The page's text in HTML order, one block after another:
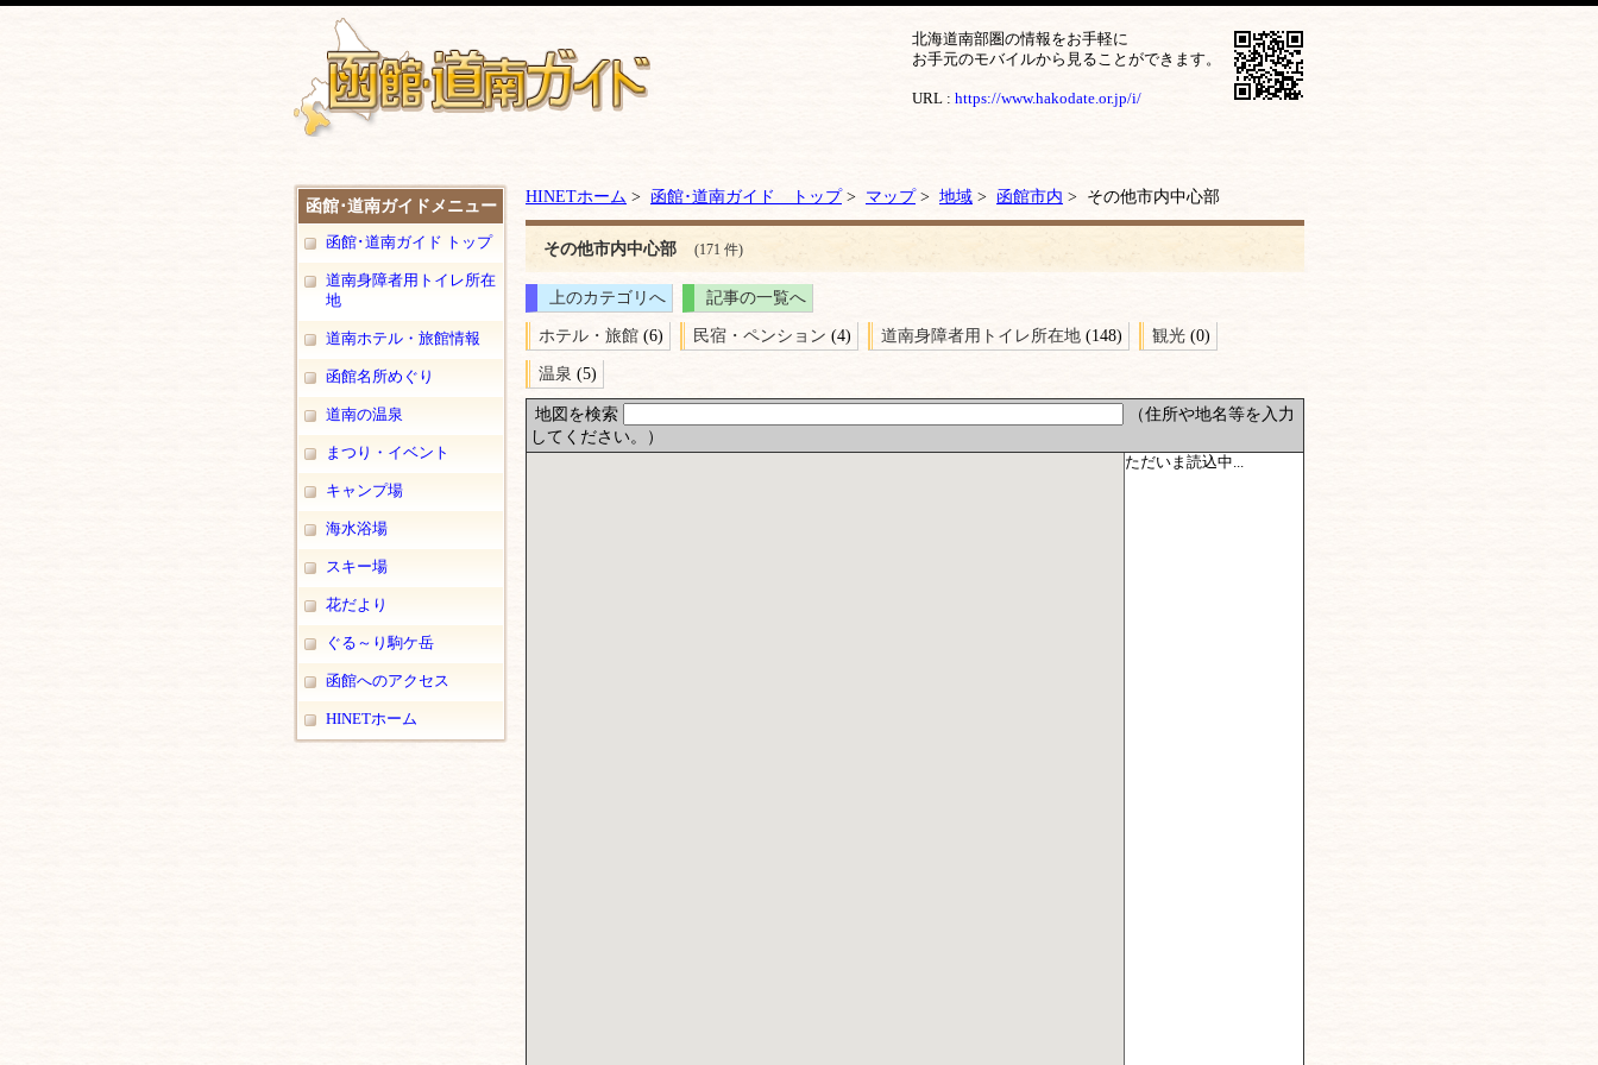
北海道南部圏の情報をお手軽に
お手元のモバイルから見ることができます。
URL : https://www.hakodate.or.jp/i/
函館･道南ガイドメニュー
函館･道南ガイド トップ
道南身障者用トイレ所在
地
道南ホテル・旅館情報
函館名所めぐり
道南の温泉
まつり・イベント
キャンプ場
海水浴場
スキー場
花だより
ぐる～り駒ケ岳
函館へのアクセス
HINETホーム
HINETホーム > 函館･道南ガイド トップ> マップ> 地域 > 函館市内 > その他市内中心部
その他市内中心部 (171 件)
上のカテゴリへ
記事の一覧へ
ホテル・旅館 (6) 民宿・ペンション (4) 道南身障者用トイレ所在地 (148) 観光 (0)
温泉 (5)
地図を検索
（住所や地名等を入力
してください。）
ただいま読込中...